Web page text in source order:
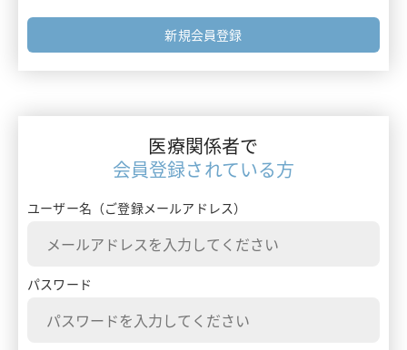
エムガルティ
ギャバロン
フォーミュラリー最前線
ガイドライン情報
ターニングポイントで考える診療アプローチ
患者さんを多面的に診るためのMulti-Angle Approach
患者さんとチームでつくるClinical Story
新規会員登録
医療関係者で
会員登録されている方
ユーザー名（ご登録メールアドレス）
パスワード